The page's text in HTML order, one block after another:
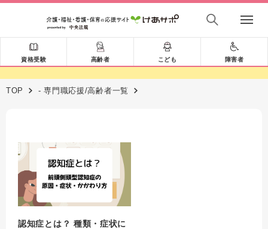
資格受験 高齢者 こども 障害者
TOP - 専門職応援/高齢者一覧
認知症とは？ 種類・症状に